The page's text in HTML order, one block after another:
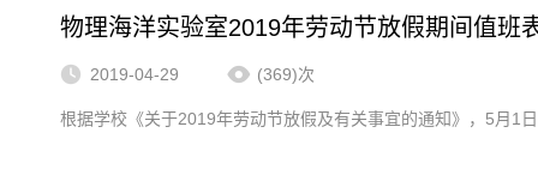
物理海洋实验室2019年劳动节放假期间值班
2019-04-29 (369)次
根据学校《关于2019年劳动节放假及有关事宜的通知》，5月1